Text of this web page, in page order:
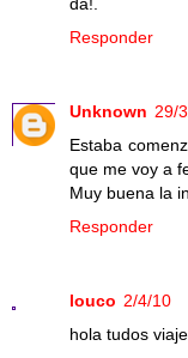
Responder
Unknown 29/
Estaba
que me voy a
Muy buena la
Responder
louco 2/4/10
hola tudos